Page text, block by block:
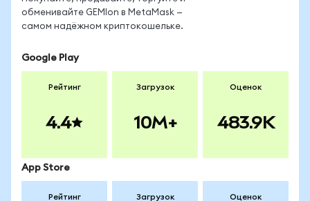
обменивайте GEMIon в MetaMask —
самом надёжном криптокошельке.
Google Play
Рейтинг
4.4
Загрузок
10M+
Оценок
483.9K
App Store
Рейтинг Загрузок Оценок